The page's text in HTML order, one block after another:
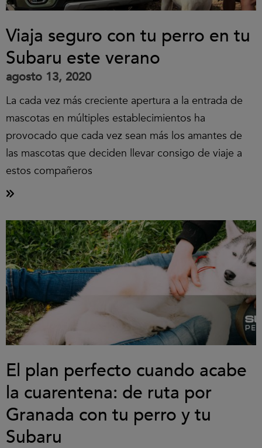
Viaja seguro con tu perro en tu
Subaru este verano
agosto 13, 2020
La cada vez más creciente apertura a la entrada de
mascotas en múltiples establecimientos ha
provocado que cada vez sean más los amantes de
las mascotas que deciden llevar consigo de viaje a
estos compañeros
El plan perfecto cuando acabe
la cuarentena: de ruta por
Granada con tu perro y tu
Subaru